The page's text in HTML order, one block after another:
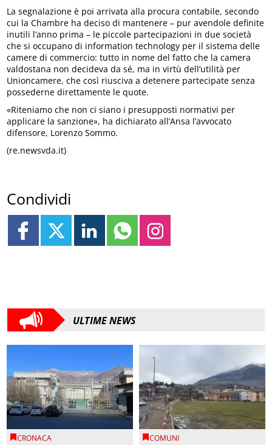
La segnalazione è poi arrivata alla procura contabile, secondo
cui la Chambre ha deciso di mantenere – pur avendole definite
inutili l’anno prima – le piccole partecipazioni in due società
che si occupano di information technology per il sistema delle
camere di commercio: tutto in nome del fatto che la camera
valdostana non decideva da sé, ma in virtù dell’utilità per
Unioncamere, che così riusciva a detenere partecipate senza
possederne direttamente le quote.
«Riteniamo che non ci siano i presupposti normativi per
applicare la sanzione», ha dichiarato all’Ansa l’avvocato
difensore, Lorenzo Sommo.
(re.newsvda.it)
Condividi
ULTIME NEWS
CRONACA COMUNI